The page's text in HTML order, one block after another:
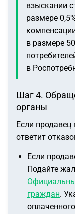
взыскании
размере
в размере
в
Шаг 4.
органы
Если продавец
ответит
Если
Подайте
граждан.